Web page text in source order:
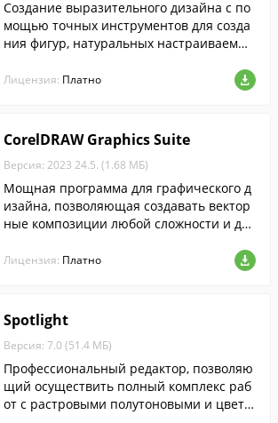
Создание выразительного дизайна с по
мощью точных инструментов для созда
ния фигур, натуральных настраиваемых
ления контурами.
Лицензия: Платно
CorelDRAW Graphics Suite
Версия: 2023 24.5. (1.68 МБ)
Мощная программа для графического д
изайна, позволяющая создавать вектор
ные композиции любой сложности и для
Лицензия: Платно
Spotlight
Версия: 7.0 (51.4 МБ)
Профессиональный редактор, позволяю
щий осуществить полный комплекс раб
от с растровыми полутоновыми и цветн